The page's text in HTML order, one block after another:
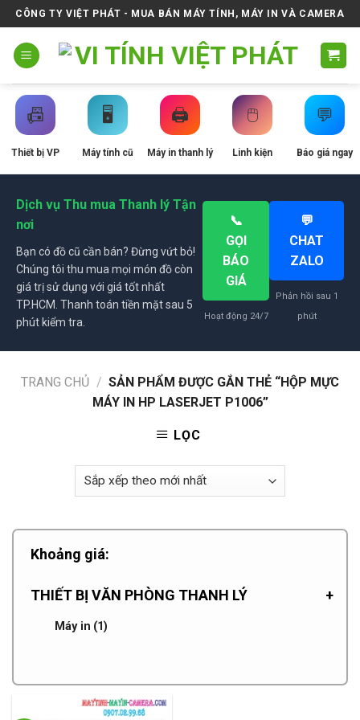
Skip
to
content
CÔNG TY VIỆT PHÁT - MUA BÁN MÁY TÍNH, MÁY IN VÀ CAMERA
📠
Thiết bị VP
🖥️
Máy tính cũ
🖨️
Máy in thanh lý
🖱️
Linh kiện
💬
Báo giá ngay
Dịch vụ Thu mua Thanh lý Tận
nơi
Bạn có đồ cũ cần bán? Đừng vứt bỏ!
Chúng tôi thu mua mọi món đồ còn
giá trị sử dụng với giá tốt nhất
TP.HCM. Thanh toán tiền mặt sau 5
phút kiểm tra.
📞
GỌI
BÁO
GIÁ
Hoạt động 24/7
💬
CHAT
ZALO
Phản hồi sau 1
phút
TRANG CHỦ / SẢN PHẨM ĐƯỢC GẮN THẺ “HỘP MỰC
MÁY IN HP LASERJET P1006”
LỌC
Khoảng giá:
THIẾT BỊ VĂN PHÒNG THANH LÝ +
Máy in (1)